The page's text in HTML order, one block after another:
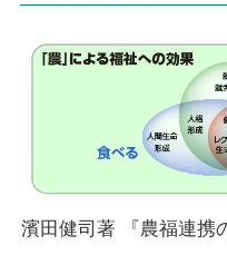
濱田健司著 『農福連携